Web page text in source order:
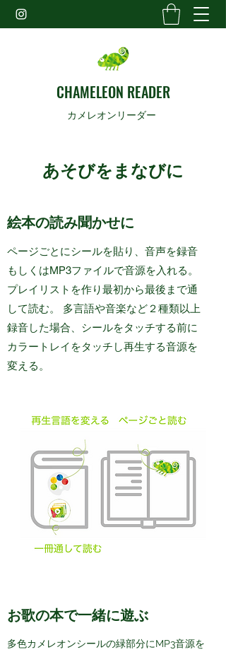
CHAMELEON READER
カメレオンリーダー
あそびをまなびに
​絵本の読み聞かせに
ページごとにシールを貼り、音声を録音
もしくはMP3ファイルで音源を入れる。
プレイリストを作り最初から最後まで通
して読む。 ​多言語や音楽など２種類以上
録音した場合、シールをタッチする前に
カラートレイをタッチし再生する音源を
変える。
お歌の本で一緒に遊ぶ
多色カメレオンシールの緑部分にMP3音源を